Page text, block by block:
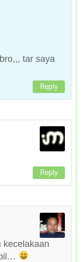
tar saya
Reply
Reply
kecelakaan